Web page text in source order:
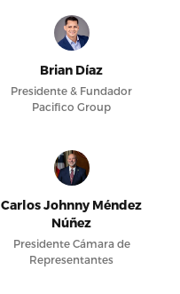
Brian Díaz
Presidente & Fundador
Pacifico Group
Carlos Johnny Méndez
Núñez
Presidente Cámara de
Representantes